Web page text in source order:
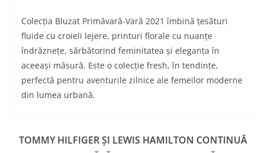
Colecția Bluzat Primăvară-Vară 2021 îmbină țesături
fluide cu croieli lejere, printuri florale cu nuanțe
îndrăznețe, sărbătorind feminitatea și eleganța în
aceeași măsură. Este o colecție fresh, în tendințe,
perfectă pentru aventurile zilnice ale femeilor moderne
din lumea urbană.
TOMMY HILFIGER ȘI LEWIS HAMILTON CONTINUĂ